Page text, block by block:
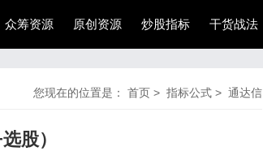
众筹资源 原创资源 炒股指标 干货战法
您现在的位置是： 首页 > 指标公式 > 通达信
股）